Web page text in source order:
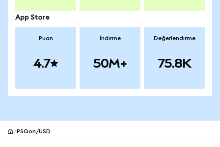
App Store
Puan
4.7
İndirme
50M+
Değerlendirme
75.8K
PSQon/USD